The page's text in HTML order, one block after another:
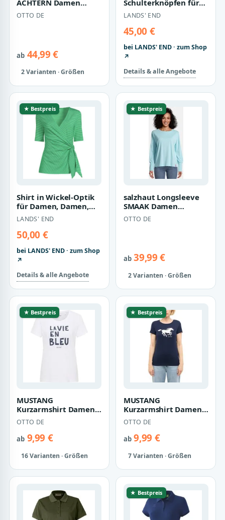
ACHTERN Damen
Relaxed-Fit
Longsleeve Damen –
OTTO DE
ab44,99 €
2 Varianten · Größen
Schulterknöpfen für
Damen, Damen, size:
regular, Blau,
Baumw…
LANDS' END
45,00 €
bei LANDS' END · zum Shop
↗
Details & alle Angebote
★ Bestpreis
Shirt in Wickel-Optik
für Damen, Damen,
size: regular, Grün, by
Lands'…
LANDS' END
50,00 €
bei LANDS' END · zum Shop
↗
Details & alle Angebote
★ Bestpreis
salzhaut Longsleeve
SMAAK Damen
normale Passform
Longsleeve Damen –
OTTO DE
ab39,99 €
2 Varianten · Größen
★ Bestpreis
MUSTANG
Kurzarmshirt Damen
Style Alma
OTTO DE
ab9,99 €
16 Varianten · Größen
★ Bestpreis
MUSTANG
Kurzarmshirt Damen
Style Loa
OTTO DE
ab9,99 €
7 Varianten · Größen
★ Bestpreis